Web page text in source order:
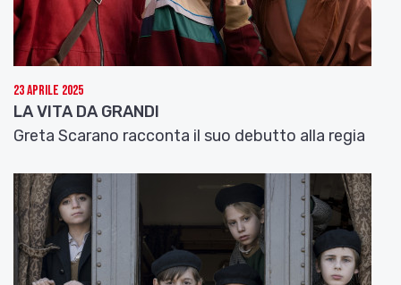
23 Aprile 2025
LA VITA DA GRANDI
Greta Scarano racconta il suo debutto alla regia